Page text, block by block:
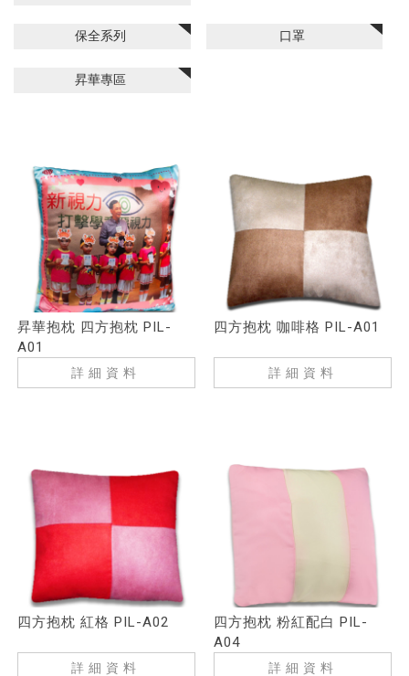
保全系列 口罩
昇華專區
昇華抱枕 四方抱枕 PIL-
A01
詳細資料
四方抱枕 咖啡格 PIL-A01
詳細資料
四方抱枕 紅格 PIL-A02
詳細資料
四方抱枕 粉紅配白 PIL-
A04
詳細資料